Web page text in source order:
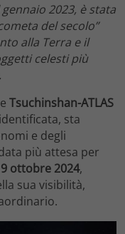
2023, è stata
del secolo”
alla Terra e il
celesti più
Tsuchinshan-ATLAS
sta
e degli
più attesa per
9 ottobre 2024,
sua visibilità,